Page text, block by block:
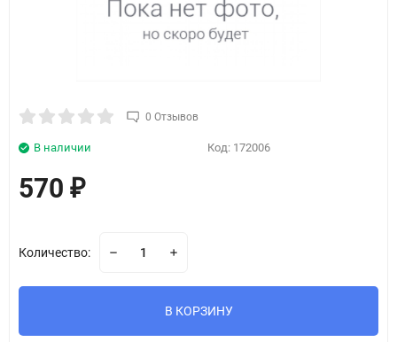
0 Отзывов
Код: 172006
В наличии
570 ₽
Количество:
В КОРЗИНУ